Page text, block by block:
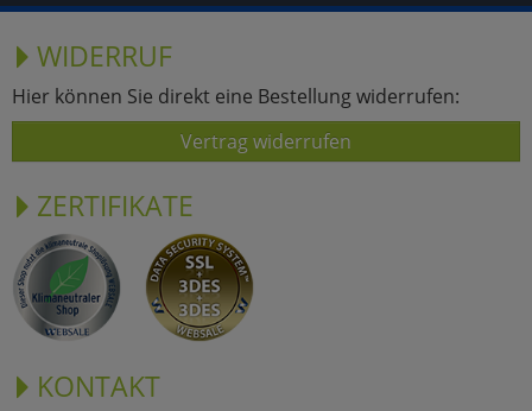
WIDERRUF
Hier können Sie direkt eine Bestellung widerrufen:
Vertrag widerrufen
ZERTIFIKATE
KONTAKT